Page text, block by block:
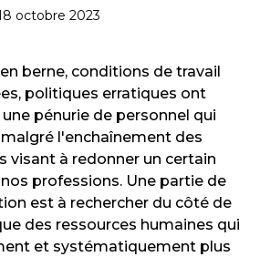
octobre 2023
berne, conditions de travail
politiques erratiques ont
pénurie de personnel qui
l'enchaînement des
visant à redonner un certain
professions. Une partie de
est à rechercher du côté de
des ressources humaines qui
et systématiquement plus